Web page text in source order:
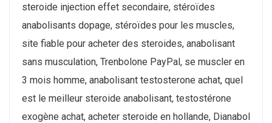
steroide injection effet secondaire, stéroïdes
anabolisants dopage, stéroïdes pour les muscles,
site fiable pour acheter des steroides, anabolisant
sans musculation, Trenbolone PayPal, se muscler en
3 mois homme, anabolisant testosterone achat, quel
est le meilleur steroide anabolisant, testostérone
exogène achat, acheter steroide en hollande, Dianabol